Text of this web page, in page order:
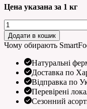
Цена указана за 1 кг
Морква
очищена
ціла
кількість
Додати в кошик
Чому обирають
Натуральні
Доставка по
Відправка по
Перевірені
Сезонний